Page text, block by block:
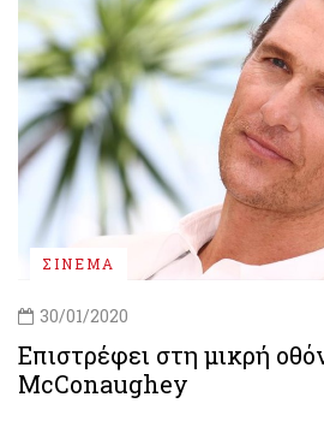
ΣΙΝΕΜΑ
30/01/2020
Επιστρέφει στη μικρή
McConaughey